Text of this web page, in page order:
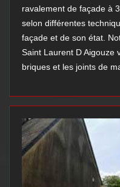
ravalement de façade à
selon différentes
façade et de son état.
Saint Laurent D Aigouze
briques et les joints de